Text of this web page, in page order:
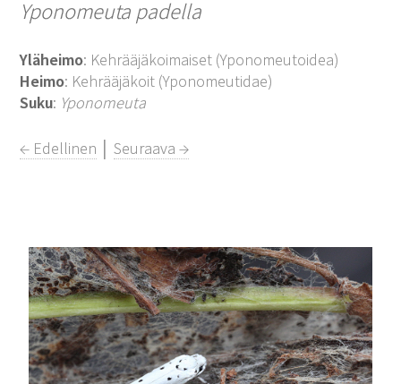
Yponomeuta padella
Yläheimo: Kehrääjäkoimaiset (Yponomeutoidea)
Heimo: Kehrääjäkoit (Yponomeutidae)
Suku: Yponomeuta
← Edellinen │Seuraava →